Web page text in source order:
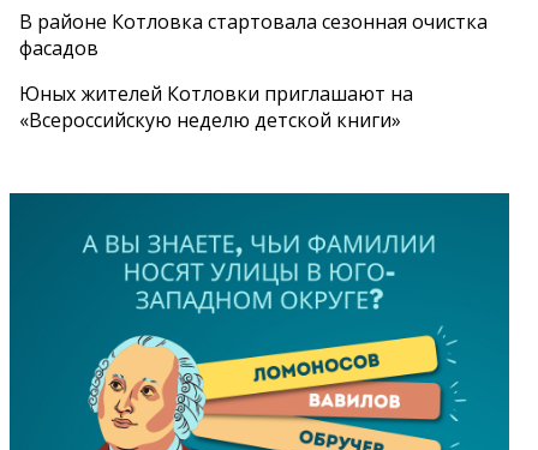
В районе Котловка стартовала сезонная очистка
фасадов
Юных жителей Котловки приглашают на
«Всероссийскую неделю детской книги»